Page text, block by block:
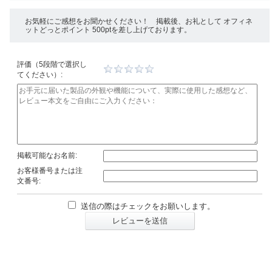
お気軽にご感想をお聞かせください！ 掲載後、お礼として オフィネ
ットどっとポイント 500ptを差し上げております。
評価（5段階で選択し
てください）:
掲載可能なお名前:
お客様番号または注
文番号:
送信の際はチェックをお願いします。
レビューを送信